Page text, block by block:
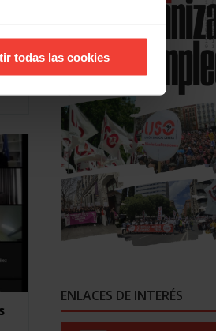
todas las cookies
ENLACES DE INTERÉS